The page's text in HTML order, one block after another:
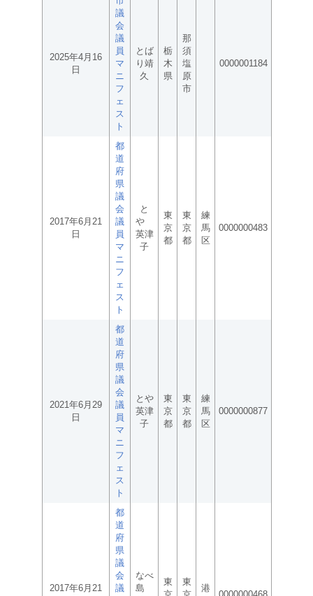
2025年4月16
日
議
会
議
員
マ
ニ
フ
ェ
ス
ト
とば
り靖
久
栃
木
県
那
須
塩
原
市
0000001184
2017年6月21
日
都
道
府
県
議
会
議
員
マ
ニ
フ
ェ
ス
ト
と
や
英津
子
東
京
都
東
京
都
練
馬
区
0000000483
2021年6月29
日
都
道
府
県
議
会
議
員
マ
ニ
フ
ェ
ス
ト
とや
英津
子
東
京
都
東
京
都
練
馬
区
0000000877
2017年6月21
都
道
府
県
議
会
議
なべ
島
東
東
港